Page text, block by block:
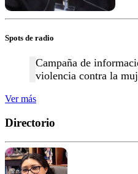
Spots de radio
Campaña de
violencia contra la
Ver más
Directorio